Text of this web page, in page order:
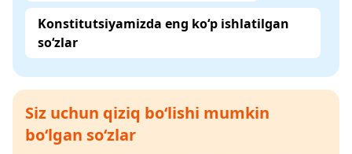
Konstitutsiyamizda eng ko‘p ishlatilgan
so‘zlar
Siz uchun qiziq bo‘lishi mumkin
bo‘lgan so‘zlar